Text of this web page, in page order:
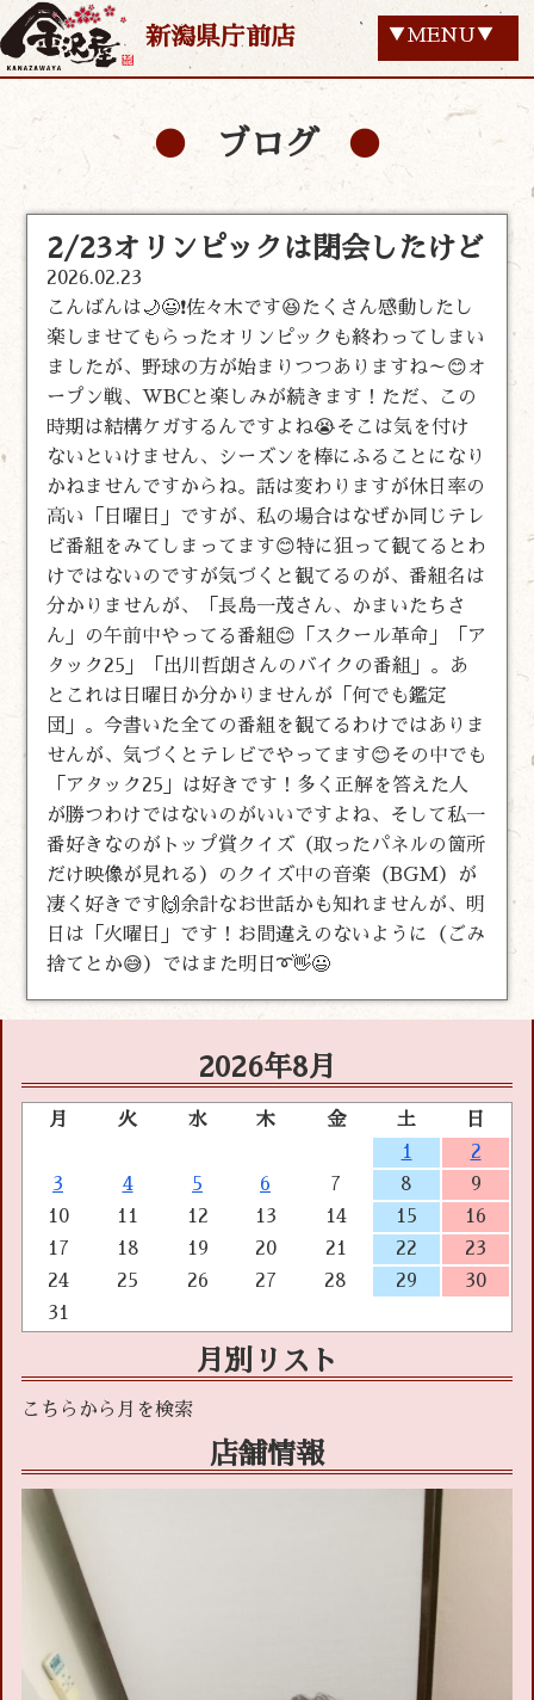
新潟県庁前店 ▼MENU▼
ブログ
2/23オリンピックは閉会したけど
2026.02.23
こんばんは🌙😃❗佐々木です😆たくさん感動したし
楽しませてもらったオリンピックも終わってしまい
ましたが、野球の方が始まりつつありますね～😊オ
ープン戦、WBCと楽しみが続きます！ただ、この
時期は結構ケガするんですよね😭そこは気を付け
ないといけません、シーズンを棒にふることになり
かねませんですからね。話は変わりますが休日率の
高い「日曜日」ですが、私の場合はなぜか同じテレ
ビ番組をみてしまってます😊特に狙って観てるとわ
けではないのですが気づくと観てるのが、番組名は
分かりませんが、「長島一茂さん、かまいたちさ
ん」の午前中やってる番組😊「スクール革命」「ア
タック25」「出川哲朗さんのバイクの番組」。あ
とこれは日曜日か分かりませんが「何でも鑑定
団」。今書いた全ての番組を観てるわけではありま
せんが、気づくとテレビでやってます😊その中でも
「アタック25」は好きです！多く正解を答えた人
が勝つわけではないのがいいですよね、そして私一
番好きなのがトップ賞クイズ（取ったパネルの箇所
だけ映像が見れる）のクイズ中の音楽（BGM）が
凄く好きです🙌余計なお世話かも知れませんが、明
日は「火曜日」です！お間違えのないように（ごみ
捨てとか😅）ではまた明日➰👋😃
2026年8月
月 火 水 木 金 土
日
1
2
3
4 5 6 7 8
9
10
11 12 13 14 15
16
17
18 19 20 21 22
23
24
25 26 27 28 29
30
31
月別リスト
店舗情報